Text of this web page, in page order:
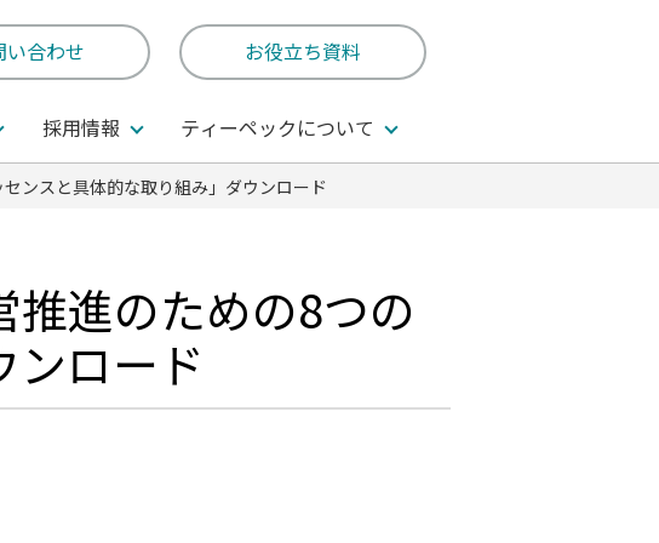
い合わせ お役立ち資料
採用情報 ティーペックについて
ンスと具体的な取り組み」ダウンロード
推進のための8つの
ロード